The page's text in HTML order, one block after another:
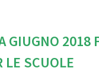
GIUGNO 2018
LE SCUOLE